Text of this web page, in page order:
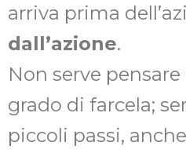
arriva prima
dall’azione.
Non serve
grado di farcela;
piccoli passi,